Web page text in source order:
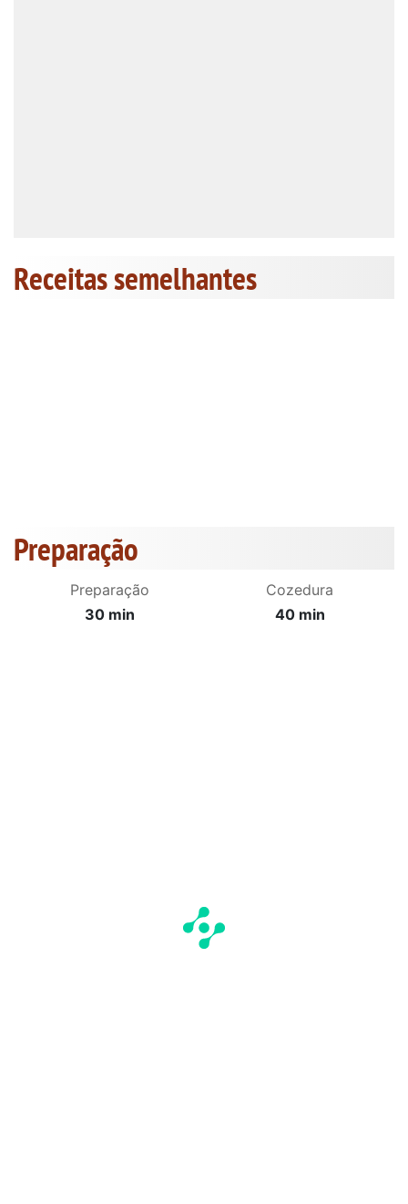
Receitas semelhantes
Preparação
Preparação
30 min
Cozedura
40 min